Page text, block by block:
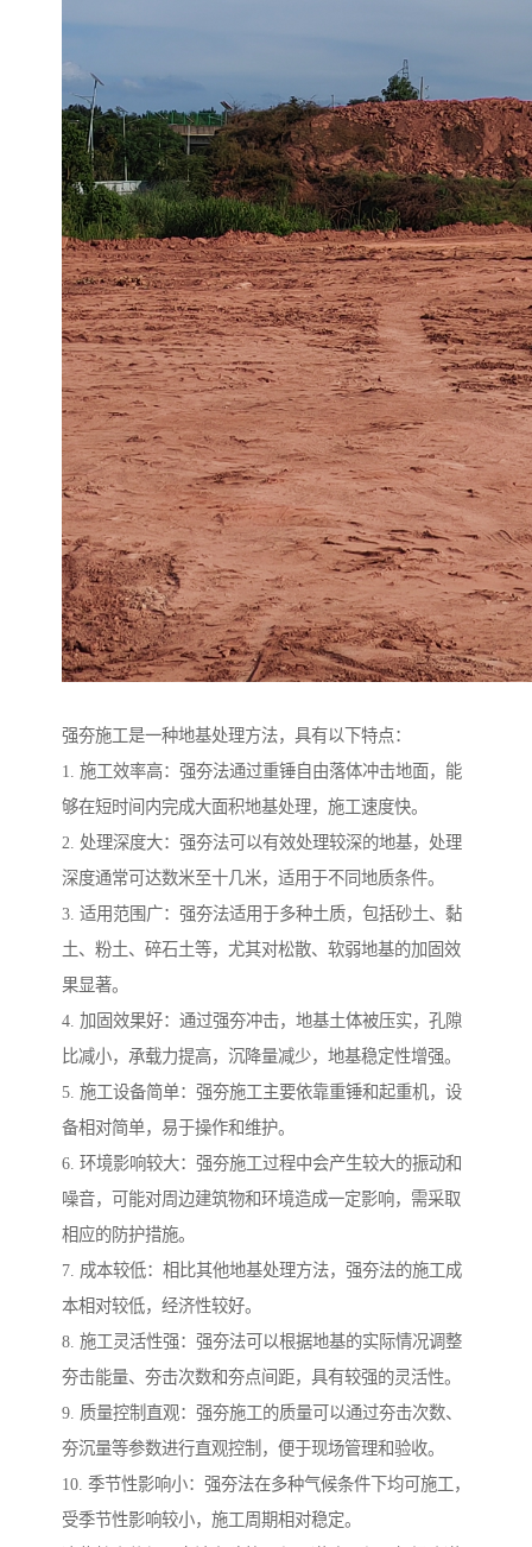
强夯施工是一种地基处理方法，具有以下特点：
1. 施工效率高：强夯法通过重锤自由落体冲击地面，能
够在短时间内完成大面积地基处理，施工速度快。
2. 处理深度大：强夯法可以有效处理较深的地基，处理
深度通常可达数米至十几米，适用于不同地质条件。
3. 适用范围广：强夯法适用于多种土质，包括砂土、黏
土、粉土、碎石土等，尤其对松散、软弱地基的加固效
果显著。
4. 加固效果好：通过强夯冲击，地基土体被压实，孔隙
比减小，承载力提高，沉降量减少，地基稳定性增强。
5. 施工设备简单：强夯施工主要依靠重锤和起重机，设
备相对简单，易于操作和维护。
6. 环境影响较大：强夯施工过程中会产生较大的振动和
噪音，可能对周边建筑物和环境造成一定影响，需采取
相应的防护措施。
7. 成本较低：相比其他地基处理方法，强夯法的施工成
本相对较低，经济性较好。
8. 施工灵活性强：强夯法可以根据地基的实际情况调整
夯击能量、夯击次数和夯点间距，具有较强的灵活性。
9. 质量控制直观：强夯施工的质量可以通过夯击次数、
夯沉量等参数进行直观控制，便于现场管理和验收。
10. 季节性影响小：强夯法在多种气候条件下均可施工，
受季节性影响较小，施工周期相对稳定。